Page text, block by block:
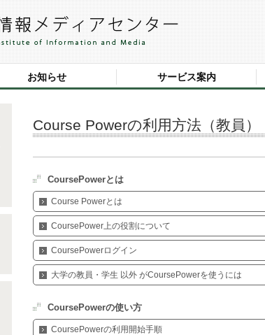
お知らせ サービス案内
Course Powerの利用方法（教員）
CoursePowerとは
Course Powerとは
CoursePower上の役割について
CoursePowerログイン
大学の教員・学生 以外 がCoursePowerを使うには
CoursePowerの使い方
CoursePowerの利用開始手順